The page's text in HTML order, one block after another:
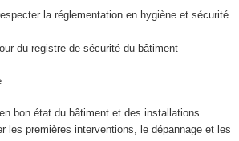
la réglementation en hygiène et sécurité
du registre de sécurité du bâtiment
bon état du bâtiment et des installations
les premières interventions, le dépannage et les